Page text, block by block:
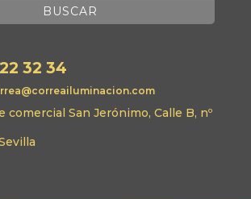
BUSCAR
32 34
comercial San Jerónimo, Calle B, nº